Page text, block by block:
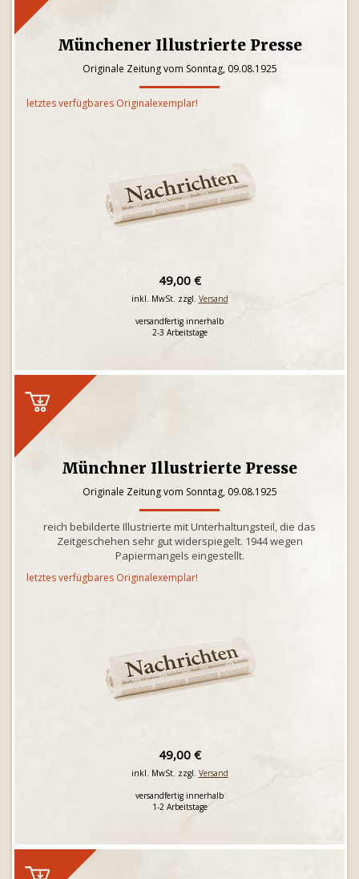
Münchener Illustrierte Presse
Originale Zeitung vom Sonntag, 09.08.1925
letztes verfügbares Originalexemplar!
49,00 €
inkl. MwSt. zzgl. Versand
versandfertig innerhalb
2-3 Arbeitstage
Münchner Illustrierte Presse
Originale Zeitung vom Sonntag, 09.08.1925
reich bebilderte Illustrierte mit Unterhaltungsteil, die das
Zeitgeschehen sehr gut widerspiegelt. 1944 wegen
Papiermangels eingestellt.
letztes verfügbares Originalexemplar!
49,00 €
inkl. MwSt. zzgl. Versand
versandfertig innerhalb
1-2 Arbeitstage